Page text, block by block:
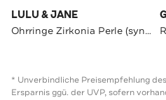
LULU & JANE
Ohrringe Zirkonia Perle (synth.) OneColor
* Unverbindliche Preisempfehlung
Ersparnis ggü. der UVP, sofern